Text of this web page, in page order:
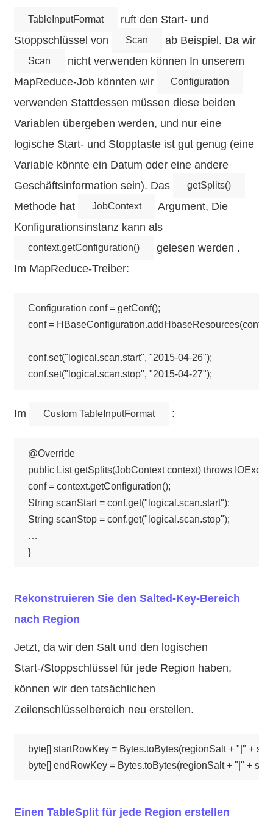
TableInputFormat
ruft den Start- und
Stoppschlüssel von
Scan ab Beispiel. Da wir
Scan
nicht verwenden können In unserem
MapReduce-Job könnten wir
Configuration
verwenden Stattdessen müssen diese beiden
Variablen übergeben werden, und nur eine
logische Start- und Stopptaste ist gut genug (eine
Variable könnte ein Datum oder eine andere
Geschäftsinformation sein). Das
getSplits()
Methode hat JobContext
Argument, Die
Konfigurationsinstanz kann als
context.getConfiguration()
gelesen werden .
Im MapReduce-Treiber:
Configuration conf = getConf();
conf = HBaseConfiguration.addHbaseResources(conf);
conf.set("logical.scan.start", "2015-04-26");
Im Custom TableInputFormat :
@Override
public List getSplits(JobContext context) throws
conf = context.getConfiguration();
String scanStart = conf.get("logical.scan.start");
String scanStop = conf.get("logical.scan.stop");
…
}
Rekonstruieren Sie den Salted-Key-Bereich
nach Region
Jetzt, da wir den Salt und den logischen
Start-/Stoppschlüssel für jede Region haben,
können wir den tatsächlichen
Zeilenschlüsselbereich neu erstellen.
byte[] startRowKey = Bytes.toBytes(regionSalt + "|" +
Einen TableSplit für jede Region erstellen